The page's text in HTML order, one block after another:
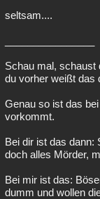
seltsam....
Schau mal, schaust
du vorher weißt das
Genau so ist das
vorkommt.
Bei dir ist das dann:
doch alles Mörder,
Bei mir ist das:
dumm und wollen